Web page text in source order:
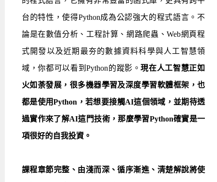
Python程式設計(舊)
APCS寒暑假程式檢定班
Java 物件導向程式
NFC無線通訊設計實作班
物聯網Web整合應用實作班
AIoT人工智慧與物聯網實戰人才就業班
AI智能醫療電子產品開發人才就業班
物聯網韌體工程師人才養成班
物聯網平台開發人才養成班(政府+企業雙重補助)
物聯網平台開發人才養成班
實體課程總覽
OpenVINO邊緣運算實務
iPAS巨量資料分析師考照班
台的特性，使得Python成為公認強大的程式語言。不
論是在數值分析、工程計算、網路爬蟲、Web網頁程
式開發以及近期最夯的數據資料科學與人工智慧領
域，你都可以看到Python的蹤影。現在人工智慧正如
火如荼發展，很多機器學習及深度學習軟體框架，也
都是使用Python，若想要接觸AI這個領域，並期待透
過實作來了解AI這門技術，那麼學習Python確實是一
項很好的自我投資。
課程章節完整、由淺而深、循序漸進、清楚解說將使